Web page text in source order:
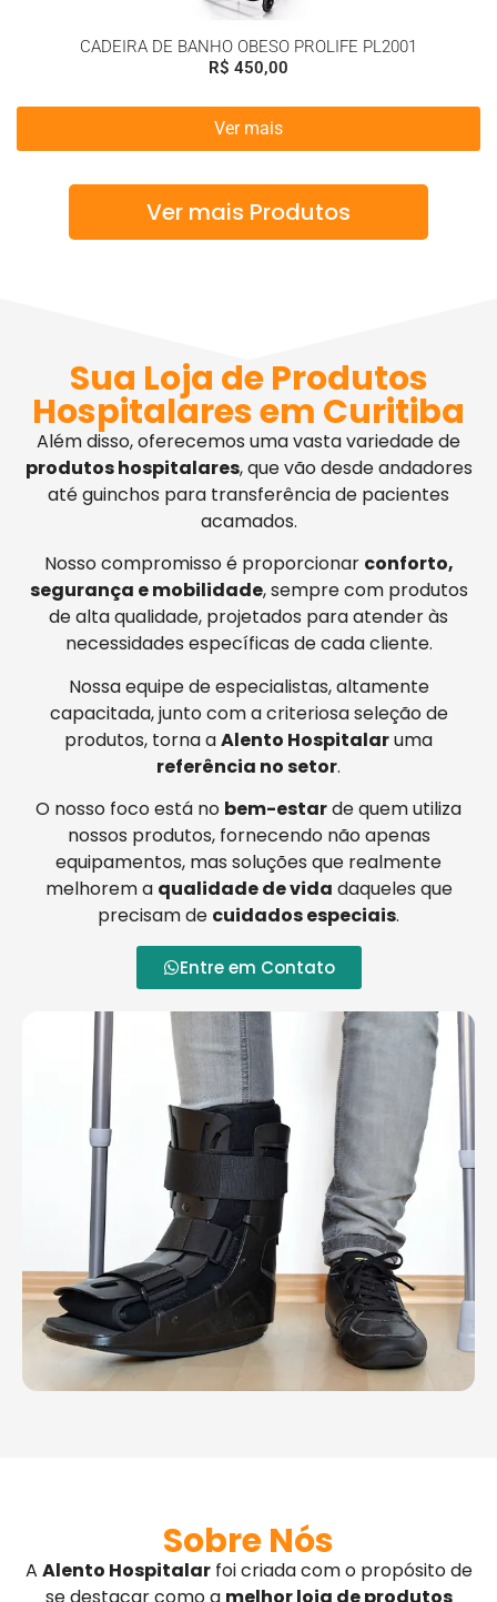
CADEIRA DE BANHO OBESO PROLIFE PL2001
R$ 450,00
Ver mais
Ver mais Produtos
Sua Loja de Produtos
Hospitalares em Curitiba
Além disso, oferecemos uma vasta variedade de
produtos hospitalares, que vão desde andadores
até guinchos para transferência de pacientes
acamados.
Nosso compromisso é proporcionar conforto,
segurança e mobilidade, sempre com produtos
de alta qualidade, projetados para atender às
necessidades específicas de cada cliente.
Nossa equipe de especialistas, altamente
capacitada, junto com a criteriosa seleção de
produtos, torna aAlento Hospitalaruma
referência no setor.
O nosso foco está no bem-estarde quem utiliza
nossos produtos, fornecendo não apenas
equipamentos, mas soluções que realmente
melhorem a qualidade de vida daqueles que
precisam de cuidados especiais.
Entre em Contato
Sobre Nós
A Alento Hospitalarfoi criada com o propósito de